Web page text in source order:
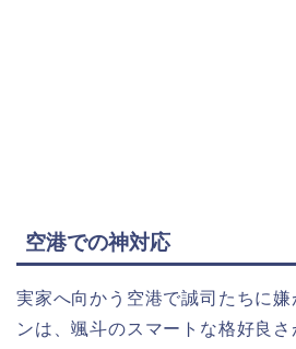
空港での神対応
実家へ向かう空港で誠司たちに
ンは、颯斗のスマートな格好良